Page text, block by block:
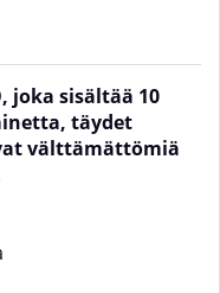
joka sisältää 10
täydet
välttämättömiä